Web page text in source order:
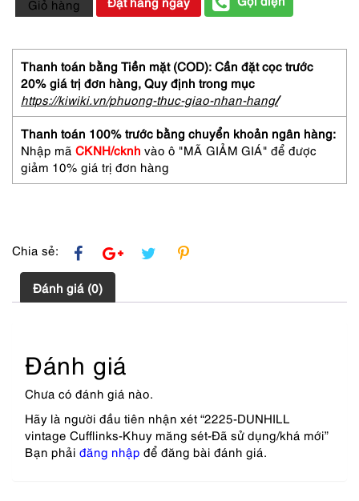
DUNHILL
Cufflinks-
Khuy
măng
sét-
Đã
sử
dụng/khá
mới
số
Giỏ hàng
Thanh toán bằng Tiền mặt (COD): Cần đặt cọc trước
20% giá trị đơn hàng, Quy định trong mục
https://kiwiki.vn/phuong-thuc-giao-nhan-hang/
Thanh toán 100% trước bằng chuyển khoản ngân hàng:
Nhập mã CKNH/cknh vào ô "MÃ GIẢM GIÁ" để được
giảm 10% giá trị đơn hàng
Chia sẻ:
Đánh giá (0)
Đánh giá
Chưa có đánh giá nào.
Hãy là người đầu tiên nhận xét “2225-DUNHILL
vintage Cufflinks-Khuy măng sét-Đã sử dụng/khá mới”
Bạn phải đăng nhập để đăng bài đánh giá.